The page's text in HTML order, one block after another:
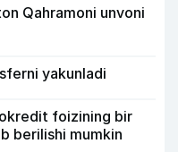
Qahramoni unvoni
yakunladi
foizining bir
berilishi mumkin